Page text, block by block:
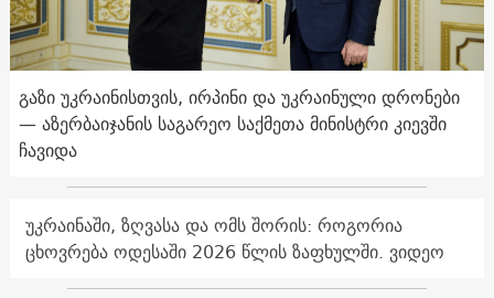
გაზი უკრაინისთვის, ირპინი და უკრაინული დრონები
— აზერბაიჯანის საგარეო საქმეთა მინისტრი კიევში
ჩავიდა
უკრაინაში, ზღვასა და ომს შორის: როგორია
ცხოვრება ოდესაში 2026 წლის ზაფხულში. ვიდეო